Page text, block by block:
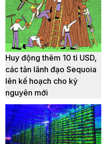
Huy động thêm 10 tỉ USD,
các tân lãnh đạo Sequoia
lên kế hoạch cho kỷ
nguyên mới